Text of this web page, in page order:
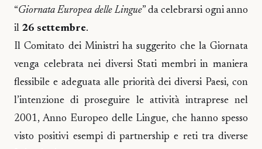
“Giornata Europea delle Lingue” da celebrarsi ogni anno
il 26 settembre.
Il Comitato dei Ministri ha suggerito che la Giornata
venga celebrata nei diversi Stati membri in maniera
flessibile e adeguata alle priorità dei diversi Paesi, con
l’intenzione di proseguire le attività intraprese nel
2001, Anno Europeo delle Lingue, che hanno spesso
visto positivi esempi di partnership e reti tra diverse